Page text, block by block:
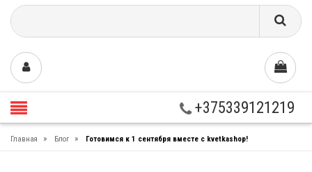
+375339121219
Главная » Блог » Готовимся к 1 сентября вместе с kvetkashop!